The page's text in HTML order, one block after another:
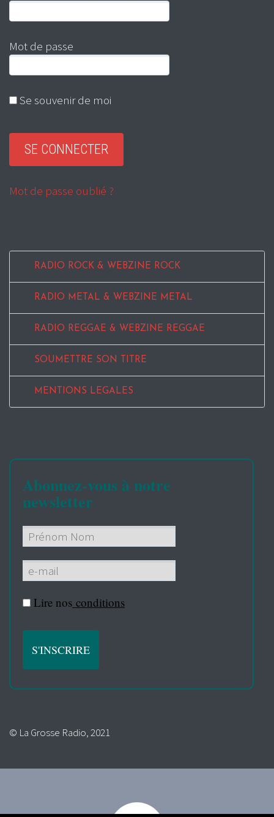
Mot de passe
Se souvenir de moi
Mot de passe oublié ?
RADIO ROCK & WEBZINE ROCK
RADIO METAL & WEBZINE METAL
RADIO REGGAE & WEBZINE REGGAE
SOUMETTRE SON TITRE
MENTIONS LEGALES
Abonnez-vous à notre
newsletter
Lire nos conditions
© La Grosse Radio, 2021